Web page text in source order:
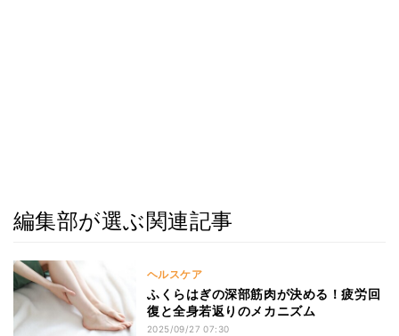
編集部が選ぶ関連記事
ヘルスケア
ふくらはぎの深部筋肉が決める！疲労回
復と全身若返りのメカニズム
2025/09/27 07:30